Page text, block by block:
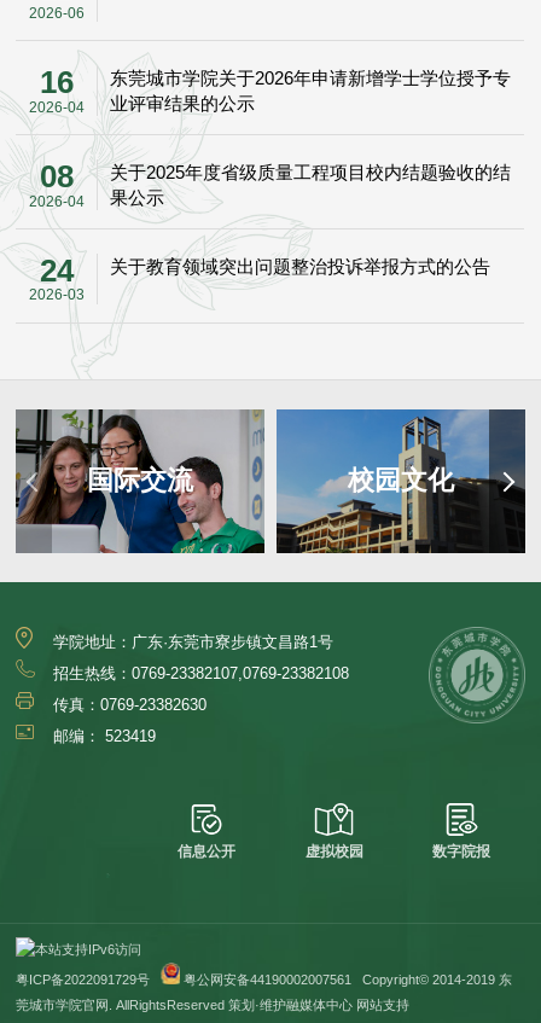
2026-06
16
2026-04
东莞城市学院关于2026年申请新增学士学位授予专
业评审结果的公示
08
2026-04
关于2025年度省级质量工程项目校内结题验收的结
果公示
24
2026-03
关于教育领域突出问题整治投诉举报方式的公告
国际交流 校园文化
学院地址：广东·东莞市寮步镇文昌路1号
招生热线：0769-23382107,0769-23382108
传真：0769-23382630
邮编： 523419
信息公开 虚拟校园 数字院报
粤ICP备2022091729号 粤公网安备44190002007561
Copyright© 2014-2019 东
莞城市学院官网. AllRightsReserved 策划·维护融媒体中心 网站支持